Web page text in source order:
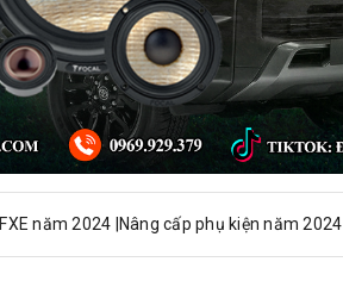
năm 2024 |Nâng cấp phụ kiện năm 2024